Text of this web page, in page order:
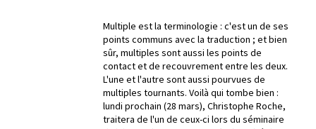
Multiple est la terminologie : c'est un de ses
points communs avec la traduction ; et bien
sûr, multiples sont aussi les points de
contact et de recouvrement entre les deux.
L'une et l'autre sont aussi pourvues de
multiples tournants. Voilà qui tombe bien :
lundi prochain (28 mars), Christophe Roche,
traitera de l'un de ceux-ci lors du séminaire